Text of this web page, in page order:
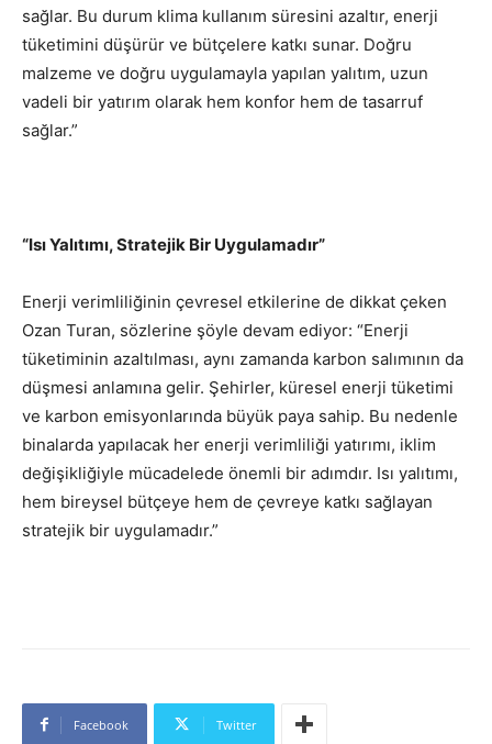
sağlar. Bu durum klima kullanım süresini azaltır, enerji
tüketimini düşürür ve bütçelere katkı sunar. Doğru
malzeme ve doğru uygulamayla yapılan yalıtım, uzun
vadeli bir yatırım olarak hem konfor hem de tasarruf
sağlar.”
“Isı Yalıtımı, Stratejik Bir Uygulamadır”
Enerji verimliliğinin çevresel etkilerine de dikkat çeken
Ozan Turan, sözlerine şöyle devam ediyor: “Enerji
tüketiminin azaltılması, aynı zamanda karbon salımının da
düşmesi anlamına gelir. Şehirler, küresel enerji tüketimi
ve karbon emisyonlarında büyük paya sahip. Bu nedenle
binalarda yapılacak her enerji verimliliği yatırımı, iklim
değişikliğiyle mücadelede önemli bir adımdır. Isı yalıtımı,
hem bireysel bütçeye hem de çevreye katkı sağlayan
stratejik bir uygulamadır.”
Facebook Twitter